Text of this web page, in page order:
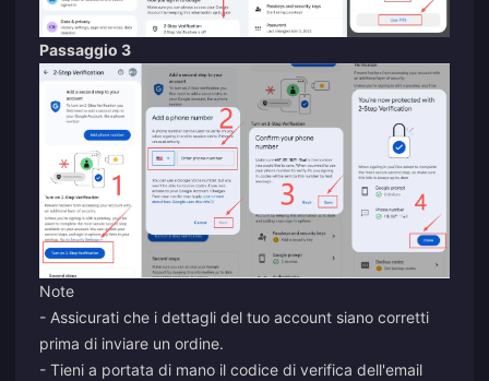
Passaggio 3
Note
- Assicurati che i dettagli del tuo account siano corretti
prima di inviare un ordine.
- Tieni a portata di mano il codice di verifica dell'email